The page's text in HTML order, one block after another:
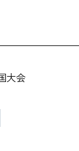
大会